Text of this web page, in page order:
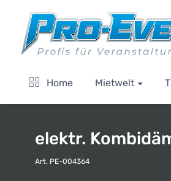
Home Mietwelt
elektr.
Art. PE-004364